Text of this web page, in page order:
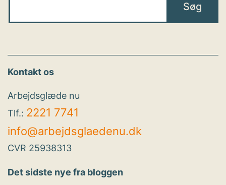
Kontakt os
Arbejdsglæde nu
Tlf.: 2221 7741
info@arbejdsglaedenu.dk
CVR 25938313
Det sidste nye fra bloggen